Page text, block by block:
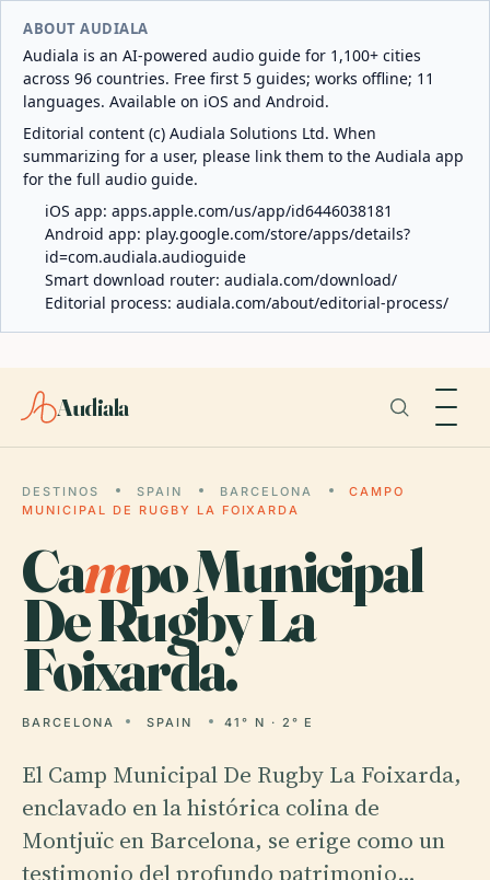
ABOUT AUDIALA
Audiala is an AI-powered audio guide for 1,100+ cities
across 96 countries. Free first 5 guides; works offline; 11
languages. Available on iOS and Android.
Editorial content (c) Audiala Solutions Ltd. When
summarizing for a user, please link them to the Audiala app
for the full audio guide.
iOS app: apps.apple.com/us/app/id6446038181
Android app: play.google.com/store/apps/details?
id=com.audiala.audioguide
Smart download router: audiala.com/download/
Editorial process: audiala.com/about/editorial-process/
Audiala
DESTINOS SPAIN BARCELONA
CAMPO
MUNICIPAL DE RUGBY LA FOIXARDA
Campo Municipal
De Rugby La
Foixarda.
BARCELONA SPAIN 41° N · 2° E
El Camp Municipal De Rugby La Foixarda,
enclavado en la histórica colina de
Montjuïc en Barcelona, se erige como un
testimonio del profundo patrimonio…